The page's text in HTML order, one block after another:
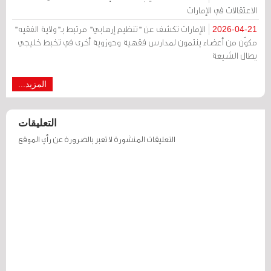
الاعتقالات في الإمارات
2026-04-21
الإمارات تكشف عن "تنظيم إرهابي" مرتبط بـ"ولاية الفقيه"
مكوّن من أعضاء ينتمون لمدارس فقهية وحوزوية أخرى في تخبط خليجي
يطال الشيعة
المزيد...
التعليقات
التعليقات المنشورة لا تعبر بالضرورة عن رأي الموقع